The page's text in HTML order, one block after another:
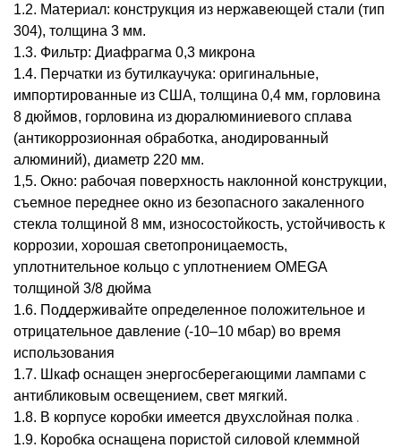
1.2. Материал: конструкция из нержавеющей стали (тип
304), толщина 3 мм.
1.3. Фильтр: Диафрагма 0,3 микрона
1.4. Перчатки из бутилкаучука: оригинальные,
импортированные из США, толщина 0,4 мм, горловина
8 дюймов, горловина из дюралюминиевого сплава
(антикоррозионная обработка, анодированный
алюминий), диаметр 220 мм.
1,5. Окно: рабочая поверхность наклонной конструкции,
съемное переднее окно из безопасного закаленного
стекла толщиной 8 мм, износостойкость, устойчивость к
коррозии, хорошая светопроницаемость,
уплотнительное кольцо с уплотнением OMEGA
толщиной 3/8 дюйма
1.6. Поддерживайте определенное положительное и
отрицательное давление (-10–10 мбар) во время
использования
1.7. Шкаф оснащен энергосберегающими лампами с
антибликовым освещением, свет мягкий.
1.8. В корпусе коробки имеется двухслойная полка .
1.9. Коробка оснащена пористой силовой клеммной